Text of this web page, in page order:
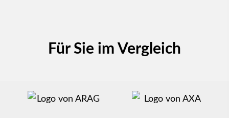
Für Sie im Vergleich